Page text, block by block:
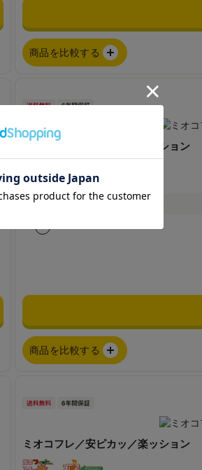
商品を比較する
ミオコフレ／安ピカッ／楽ッション
重さ
商品を比較する
ミオコフレ／安ピカッ／楽ッション